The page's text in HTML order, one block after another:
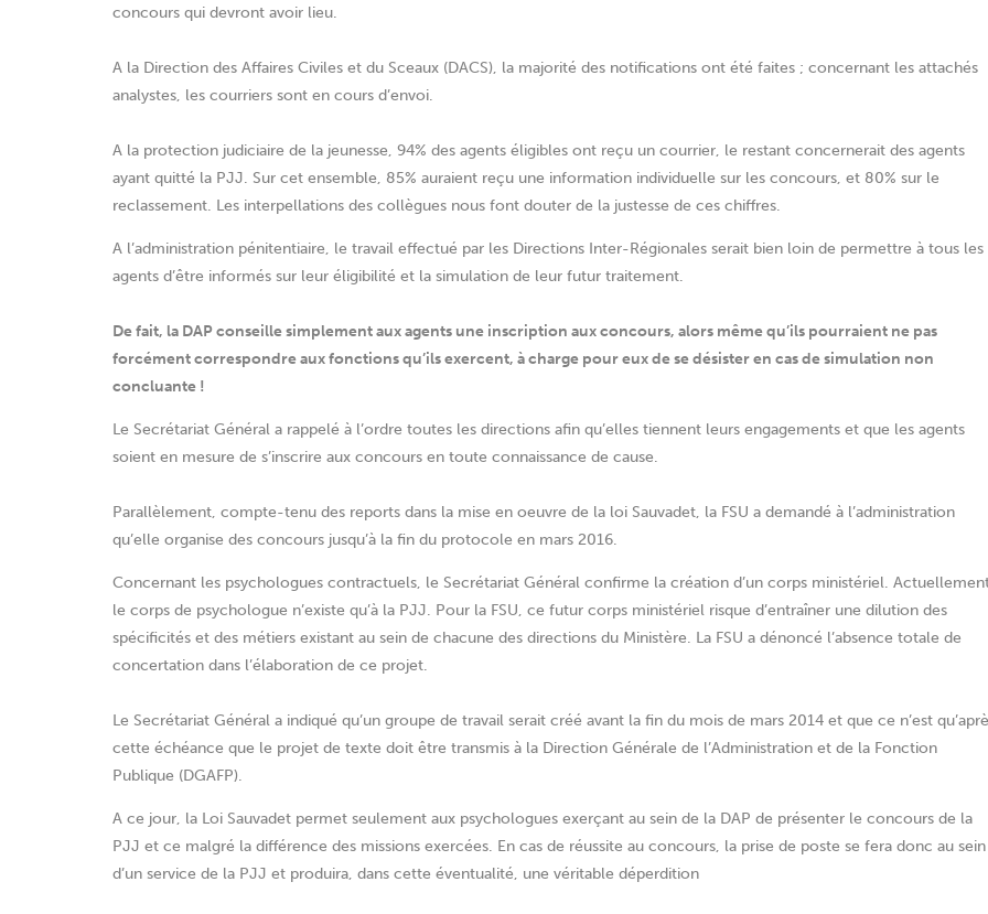
concours qui devront avoir lieu.
A la Direction des Affaires Civiles et du Sceaux (DACS), la majorité des notifications ont été faites ; concernant les attachés
analystes, les courriers sont en cours d’envoi.
A la protection judiciaire de la jeunesse, 94% des agents éligibles ont reçu un courrier, le restant concernerait des agents
ayant quitté la PJJ. Sur cet ensemble, 85% auraient reçu une information individuelle sur les concours, et 80% sur le
reclassement. Les interpellations des collègues nous font douter de la justesse de ces chiffres.
A l’administration pénitentiaire, le travail effectué par les Directions Inter-Régionales serait bien loin de permettre à tous les
agents d’être informés sur leur éligibilité et la simulation de leur futur traitement.
De fait, la DAP conseille simplement aux agents une inscription aux concours, alors même qu’ils pourraient ne pas
forcément correspondre aux fonctions qu’ils exercent, à charge pour eux de se désister en cas de simulation non
concluante !
Le Secrétariat Général a rappelé à l’ordre toutes les directions afin qu’elles tiennent leurs engagements et que les agents
soient en mesure de s’inscrire aux concours en toute connaissance de cause.
Parallèlement, compte-tenu des reports dans la mise en oeuvre de la loi Sauvadet, la FSU a demandé à l’administration
qu’elle organise des concours jusqu’à la fin du protocole en mars 2016.
Concernant les psychologues contractuels, le Secrétariat Général confirme la création d’un corps ministériel.
le corps de psychologue n’existe qu’à la PJJ. Pour la FSU, ce futur corps ministériel risque d’entraîner une dilution des
spécificités et des métiers existant au sein de chacune des directions du Ministère. La FSU a dénoncé l’absence totale de
concertation dans l’élaboration de ce projet.
Le Secrétariat Général a indiqué qu’un groupe de travail serait créé avant la fin du mois de mars 2014 et que ce n’est
cette échéance que le projet de texte doit être transmis à la Direction Générale de l’Administration et de la Fonction
Publique (DGAFP).
A ce jour, la Loi Sauvadet permet seulement aux psychologues exerçant au sein de la DAP de présenter le concours de la
PJJ et ce malgré la différence des missions exercées. En cas de réussite au concours, la prise de poste se fera donc au sein
d’un service de la PJJ et produira, dans cette éventualité, une véritable déperdition